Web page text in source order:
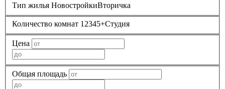
Тип жилья НовостройкиВторичка
Количество комнат 1 2345+Студия
Цена
Общая площадь